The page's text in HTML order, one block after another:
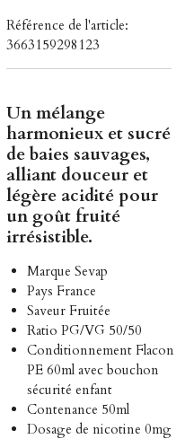
Référence de l'article:
3663159298123
Un mélange
harmonieux et sucré
debaies sauvages,
alliant douceur et
légère acidité pour
un goût fruité
irrésistible.
Marque Sevap
Pays France
Saveur Fruitée
Ratio PG/VG 50/50
Conditionnement Flacon
PE 60ml avec bouchon
sécurité enfant
Contenance 50ml
Dosage de nicotine 0mg